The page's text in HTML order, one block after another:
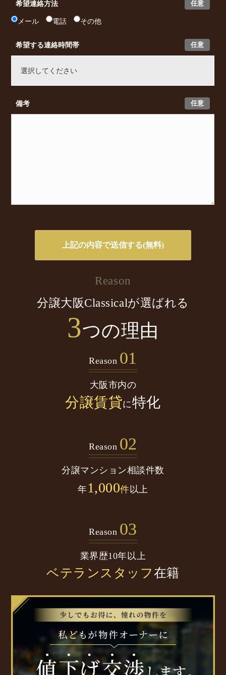
任意
希望連絡方法
メール 電話 その他
任意
希望する連絡時間帯
任意
備考
Reason
分譲大阪Classicalが選ばれる
3つの理由
Reason 01
大阪市内の
分譲賃貸に特化
Reason 02
分譲マンション相談件数
年1,000件以上
Reason 03
業界歴10年以上
ベテランスタッフ在籍